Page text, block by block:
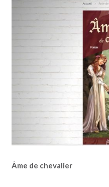
Âme de chevalier